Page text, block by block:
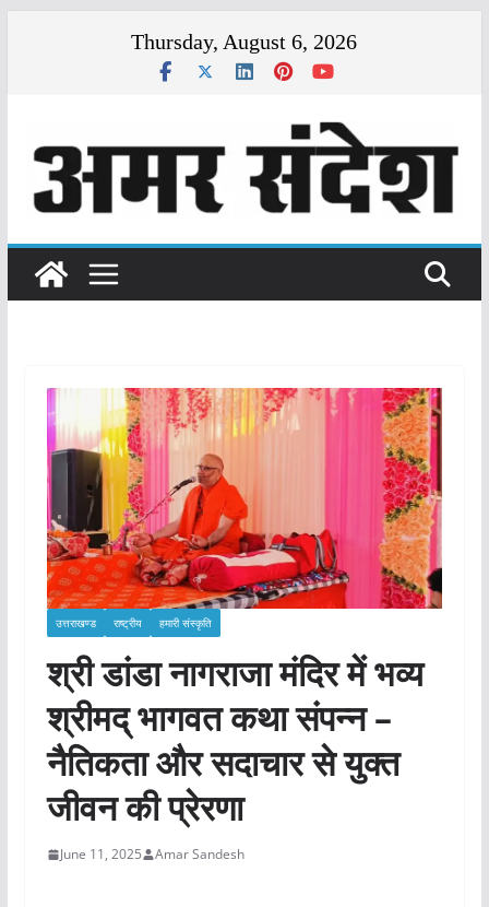
Thursday, August 6, 2026
उत्तराखण्ड राष्ट्रीय हमारी संस्कृति
श्री डांडा नागराजा मंदिर में भव्य
श्रीमद् भागवत कथा संपन्न –
नैतिकता और सदाचार से युक्त
जीवन की प्रेरणा
June 11, 2025 Amar Sandesh